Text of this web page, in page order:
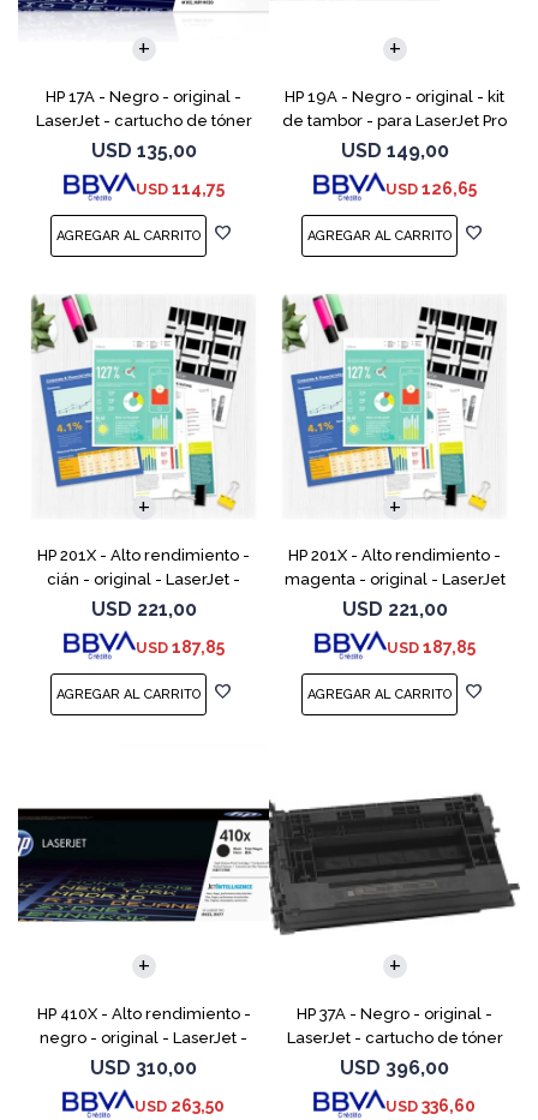
HP 17A - Negro - original -
LaserJet - cartucho de tóner
(CF217A) - para LaserJet Pro
M102a, M102w, MFP M130a,
MFP M130fn, MFP M
USD 135,00
USD 114,75
HP 19A - Negro - original - kit
de tambor - para LaserJet Pro
M102, M104, MFP M130, MFP
M132
USD 149,00
USD 126,65
HP 201X - Alto rendimiento -
cián - original - LaserJet -
cartucho de tóner (CF401X) -
para Color LaserJet Pro
M252dn, M252dw, M
USD 221,00
USD 187,85
HP 201X - Alto rendimiento -
magenta - original - LaserJet
- cartucho de tóner (CF403X)
- para Color LaserJet Pro
M252dn, M252dw
USD 221,00
USD 187,85
HP 410X - Alto rendimiento -
negro - original - LaserJet -
cartucho de tóner (CF410X) -
para Color LaserJet Pro M452,
MFP M377,
USD 310,00
USD 263,50
HP 37A - Negro - original -
LaserJet - cartucho de tóner
(CF237A) - para LaserJet
Managed MFP E62555;
LaserJet Managed Flow MFP
USD 396,00
USD 336,60